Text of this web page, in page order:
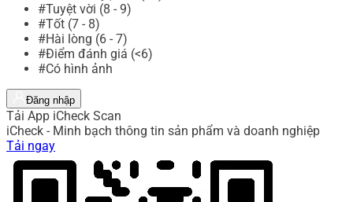
#Tuyệt vời (8 - 9)
#Tốt (7 - 8)
#Hài lòng (6 - 7)
#Điểm đánh giá (<6)
#Có hình ảnh
Đăng nhập
Tải App iCheck Scan
iCheck - Minh bạch thông tin sản phẩm và doanh nghiệp
Tải ngay